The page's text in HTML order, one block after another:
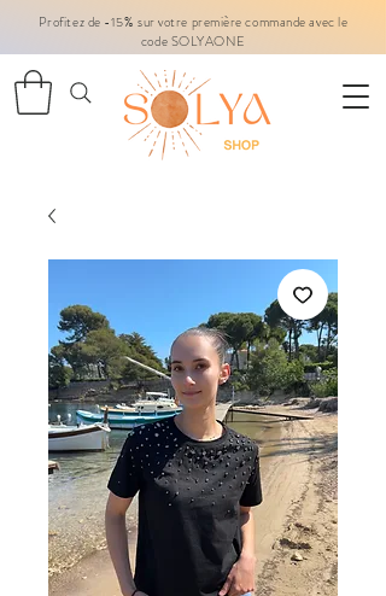
Profitez de -15% sur votre première commande avec le
code SOLYAONE